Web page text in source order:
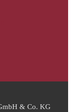
& Co. KG